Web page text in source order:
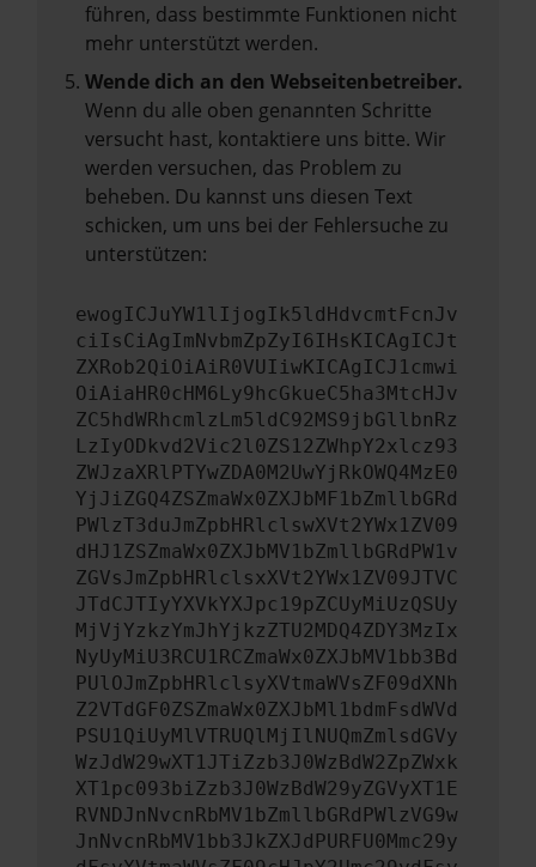
führen, dass bestimmte Funktionen nicht
mehr unterstützt werden.
Wende dich an den Webseitenbetreiber.
Wenn du alle oben genannten Schritte
versucht hast, kontaktiere uns bitte. Wir
werden versuchen, das Problem zu
beheben. Du kannst uns diesen Text
schicken, um uns bei der Fehlersuche zu
unterstützen:
ewogICJuYW1lIjogIk5ldHdvcmtFcnJv
ciIsCiAgImNvbmZpZyI6IHsKICAgICJt
ZXRob2QiOiAiR0VUIiwKICAgICJ1cmwi
OiAiaHR0cHM6Ly9hcGkueC5ha3MtcHJv
ZC5hdWRhcmlzLm5ldC92MS9jbGllbnRz
LzIyODkvd2Vic2l0ZS12ZWhpY2xlcz93
ZWJzaXRlPTYwZDA0M2UwYjRkOWQ4MzE0
YjJiZGQ4ZSZmaWx0ZXJbMF1bZmllbGRd
PWlzT3duJmZpbHRlclswXVt2YWx1ZV09
dHJ1ZSZmaWx0ZXJbMV1bZmllbGRdPW1v
ZGVsJmZpbHRlclsxXVt2YWx1ZV09JTVC
JTdCJTIyYXVkYXJpc19pZCUyMiUzQSUy
MjVjYzkzYmJhYjkzZTU2MDQ4ZDY3MzIx
NyUyMiU3RCU1RCZmaWx0ZXJbMV1bb3Bd
PUlOJmZpbHRlclsyXVtmaWVsZF09dXNh
Z2VTdGF0ZSZmaWx0ZXJbMl1bdmFsdWVd
PSU1QiUyMlVTRUQlMjIlNUQmZmlsdGVy
WzJdW29wXT1JTiZzb3J0WzBdW2ZpZWxk
XT1pc093biZzb3J0WzBdW29yZGVyXT1E
RVNDJnNvcnRbMV1bZmllbGRdPWlzVG9w
JnNvcnRbMV1bb3JkZXJdPURFU0Mmc29y